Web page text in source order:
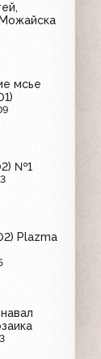
мсье
№1
Plazma